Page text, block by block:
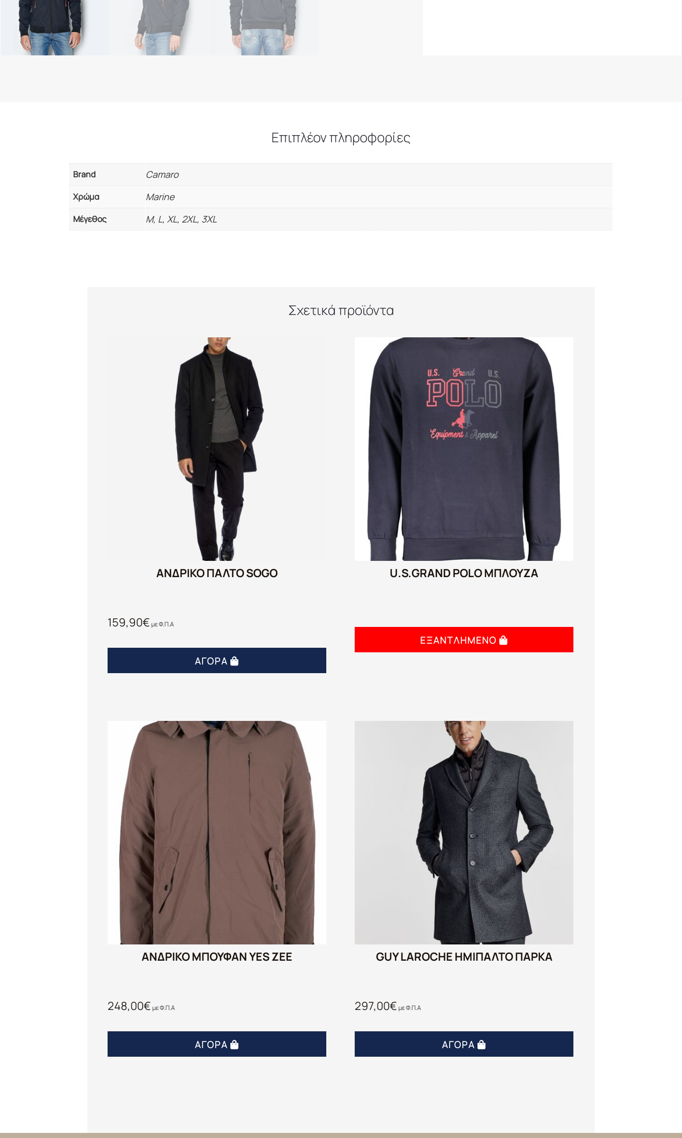
Επιπλέον πληροφορίες
Brand Camaro
Χρώμα Marine
Μέγεθος M, L, XL, 2XL, 3XL
Σχετικά προϊόντα
ΑΝΔΡΙΚΟ ΠΑΛΤΟ SOGO
159,90€με Φ.Π.Α
ΑΓΟΡΆ
U.S.GRAND POLO ΜΠΛΟΥΖΑ
ΕΞΑΝΤΛΗΜΈΝΟ
ΑΝΔΡΙΚΟ ΜΠΟΥΦΑΝ YES ZEE
248,00€με Φ.Π.Α
ΑΓΟΡΆ
GUY LAROCHE ΗΜΊΠΑΛΤΟ ΠΑΡΚΆ
297,00€με Φ.Π.Α
ΑΓΟΡΆ